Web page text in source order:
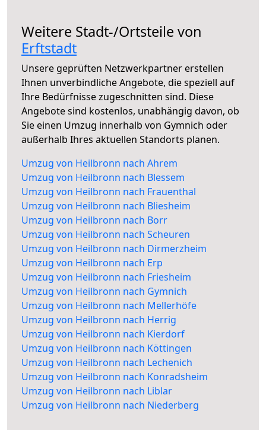
Weitere Stadt-/Ortsteile von
Erftstadt
Unsere geprüften Netzwerkpartner erstellen
Ihnen unverbindliche Angebote, die speziell auf
Ihre Bedürfnisse zugeschnitten sind. Diese
Angebote sind kostenlos, unabhängig davon, ob
Sie einen Umzug innerhalb von Gymnich oder
außerhalb Ihres aktuellen Standorts planen.
Umzug von Heilbronn nach Ahrem
Umzug von Heilbronn nach Blessem
Umzug von Heilbronn nach Frauenthal
Umzug von Heilbronn nach Bliesheim
Umzug von Heilbronn nach Borr
Umzug von Heilbronn nach Scheuren
Umzug von Heilbronn nach Dirmerzheim
Umzug von Heilbronn nach Erp
Umzug von Heilbronn nach Friesheim
Umzug von Heilbronn nach Gymnich
Umzug von Heilbronn nach Mellerhöfe
Umzug von Heilbronn nach Herrig
Umzug von Heilbronn nach Kierdorf
Umzug von Heilbronn nach Köttingen
Umzug von Heilbronn nach Lechenich
Umzug von Heilbronn nach Konradsheim
Umzug von Heilbronn nach Liblar
Umzug von Heilbronn nach Niederberg